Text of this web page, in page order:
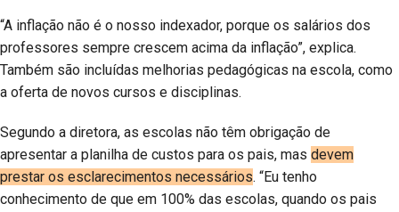
“A inflação não é o nosso indexador, porque os salários dos
professores sempre crescem acima da inflação”, explica.
Também são incluídas melhorias pedagógicas na escola, como
a oferta de novos cursos e disciplinas.
Segundo a diretora, as escolas não têm obrigação de
apresentar a planilha de custos para os pais, mas devem
prestar os esclarecimentos necessários. “Eu tenho
conhecimento de que em 100% das escolas, quando os pais